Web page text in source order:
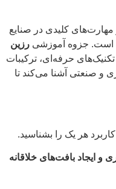
مهارت‌های کلیدی در صنایع
است. جزوه آموزشی رزین
تکنیک‌های حرفه‌ای، ترکیبات
و صنعتی آشنا می‌کند تا
هر یک را بشناسید.
و ایجاد بافت‌های خلاقانه